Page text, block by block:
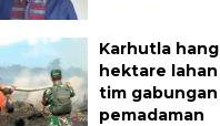
Karhutla
hektare lahan
tim
pemadaman